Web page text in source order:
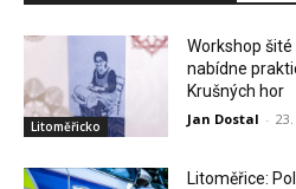
Litoměřicko
Workshop
nabídne
Krušných hor
Jan Dostal -
Litoměřice: